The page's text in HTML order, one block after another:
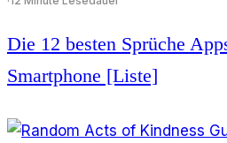
Die 12 besten Sprüche
Smartphone [Liste]